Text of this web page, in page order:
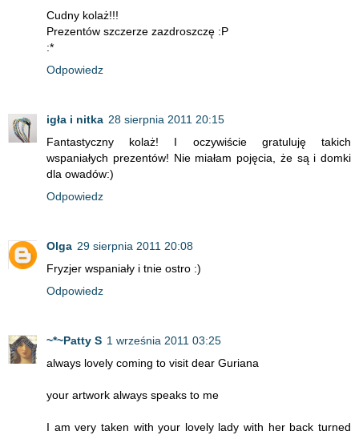
Cudny kolaż!!!
Prezentów szczerze zazdroszczę :P
:*
Odpowiedz
igła i nitka 28 sierpnia 2011 20:15
Fantastyczny kolaż! I oczywiście gratuluję takich
wspaniałych prezentów! Nie miałam pojęcia, że są i domki
dla owadów:)
Odpowiedz
Olga 29 sierpnia 2011 20:08
Fryzjer wspaniały i tnie ostro :)
Odpowiedz
~*~Patty S 1 września 2011 03:25
always lovely coming to visit dear Guriana
your artwork always speaks to me
I am very taken with your lovely lady with her back turned